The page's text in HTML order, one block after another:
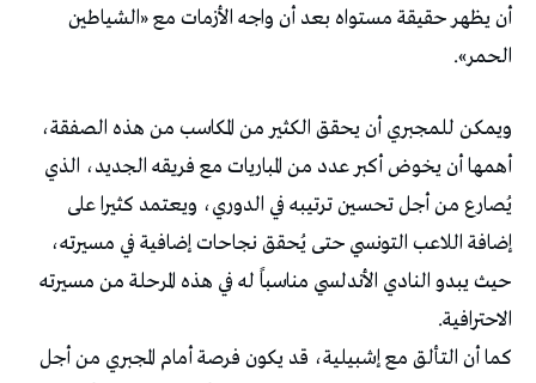
أن يظهر حقيقة مستواه بعد أن واجه الأزمات مع «الشياطين
الحمر».
ويمكن للمجبري أن يحقق الكثير من المكاسب من هذه الصفقة،
أهمها أن يخوض أكبر عدد من المباريات مع فريقه الجديد، الذي
يُصارع من أجل تحسين ترتيبه في الدوري، ويعتمد كثيرا على
إضافة اللاعب التونسي حتى يُحقق نجاحات إضافية في مسيرته،
حيث يبدو النادي الأندلسي مناسباً له في هذه المرحلة من مسيرته
الاحترافية.
كما أن التألق مع إشبيلية، قد يكون فرصة أمام المجبري من أجل